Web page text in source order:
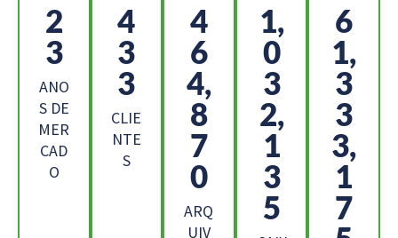
2
5
ANO
S DE
MER
CAD
O
4
7
7
CLIE
NTE
S
5
1
3,
1
2
7
ARQ
UIV
1,
1
3
9,
2
8
0
6
7,
7
0
0,
1
3